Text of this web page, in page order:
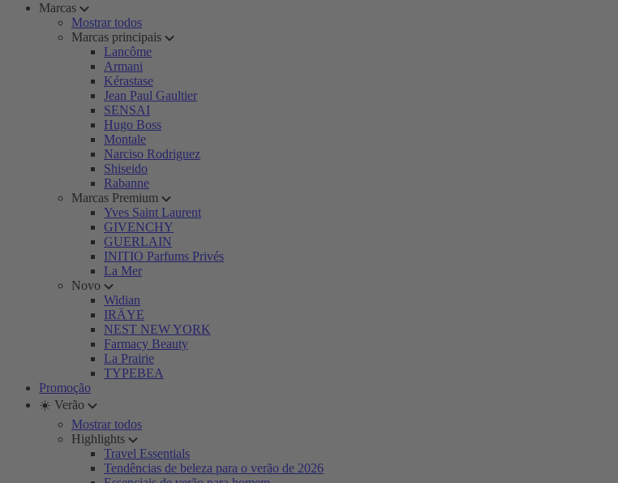
Marcas
Mostrar todos
Marcas principais
Lancôme
Armani
Kérastase
Jean Paul Gaultier
SENSAI
Hugo Boss
Montale
Narciso Rodriguez
Shiseido
Rabanne
Marcas Premium
Yves Saint Laurent
GIVENCHY
GUERLAIN
INITIO Parfums Privés
La Mer
Novo
Widian
IRÄYE
NEST NEW YORK
Farmacy Beauty
La Prairie
TYPEBEA
Promoção
☀️ Verão
Mostrar todos
Highlights
Travel Essentials
Tendências de beleza para o verão de 2026